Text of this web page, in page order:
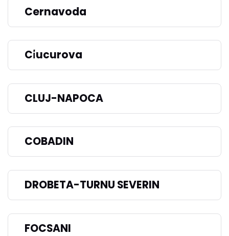
Cernavoda
Ci̇ucurova
CLUJ-NAPOCA
COBADIN
DROBETA-TURNU SEVERIN
FOCSANI